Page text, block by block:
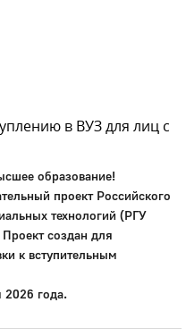
в ВУЗ для лиц с
образование!
проект Российского
технологий (РГУ
создан для
к вступительным
2026 года.